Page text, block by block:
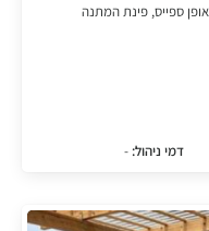
ספייס, פינת המתנה
דמי ניהול: -